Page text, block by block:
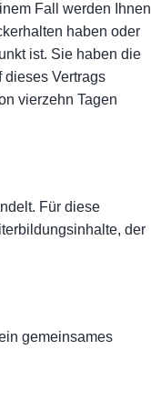
Fall werden Ihnen
haben oder
ist. Sie haben die
dieses Vertrags
vierzehn Tagen
Für diese
der
gemeinsames